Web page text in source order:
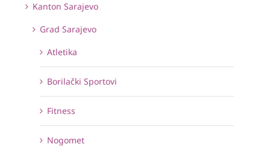
Kanton Sarajevo
Grad Sarajevo
Atletika
Borilački Sportovi
Fitness
Nogomet